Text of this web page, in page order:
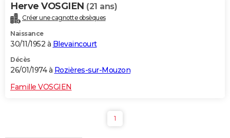
Herve VOSGIEN (21 ans)
Créer une cagnotte obsèques
Naissance
30/11/1952 à Blevaincourt
Décès
26/01/1974 à Rozières-sur-Mouzon
Famille VOSGIEN
1